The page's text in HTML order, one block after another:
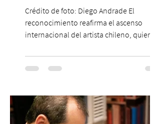
Crédito de foto: Diego Andrade El
reconocimiento reafirma el ascenso
internacional del artista chileno, quien
en la escena global. MIAMI, FL (3 de agosto
de 2026) — FloyyMenor ha sido
Under 21 por tercer año consecutivo,
formando parte una vez más de la
selección anual de la publicación que